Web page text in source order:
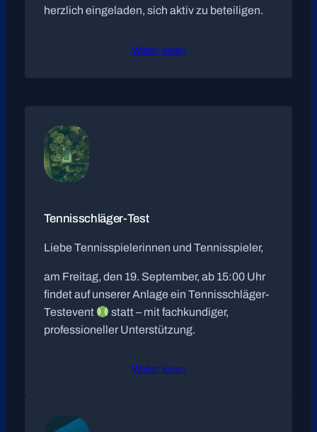
herzlich eingeladen, sich aktiv zu beteiligen.
Weiter lesen
Tennisschläger-Test
Liebe Tennisspielerinnen und Tennisspieler,
am Freitag, den 19. September, ab 15:00 Uhr
findet auf unserer Anlage ein Tennisschläger-
Testevent
statt – mit fachkundiger,
professioneller Unterstützung.
Weiter lesen